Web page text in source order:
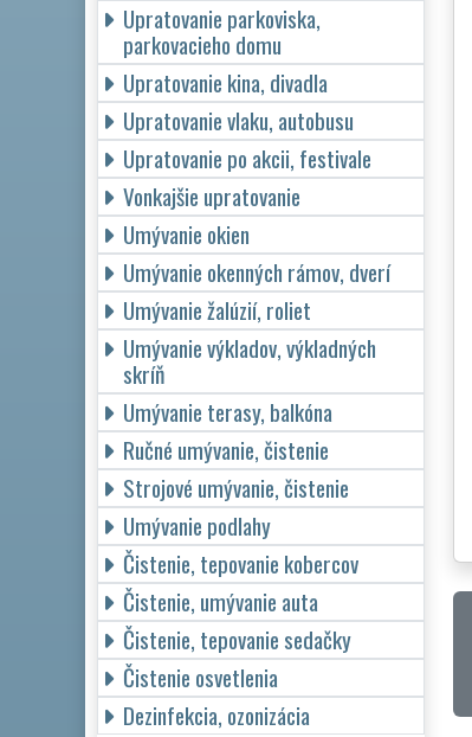
Upratovanie parkoviska,
parkovacieho domu
Upratovanie kina, divadla
Upratovanie vlaku, autobusu
Upratovanie po akcii, festivale
Vonkajšie upratovanie
Umývanie okien
Umývanie okenných rámov, dverí
Umývanie žalúzií, roliet
Umývanie výkladov, výkladných
skríň
Umývanie terasy, balkóna
Ručné umývanie, čistenie
Strojové umývanie, čistenie
Umývanie podlahy
Čistenie, tepovanie kobercov
Čistenie, umývanie auta
Čistenie, tepovanie sedačky
Čistenie osvetlenia
Dezinfekcia, ozonizácia